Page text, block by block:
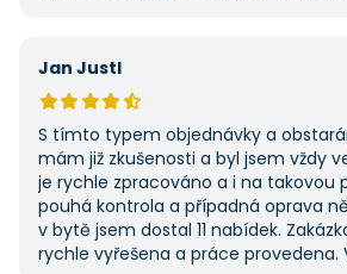
Jan Justl
S tímto typem objednávky a
mám již zkušenosti a byl jsem vždy
je rychle zpracováno a i na takovou
pouhá kontrola a případná oprava
v bytě jsem dostal 11 nabídek.
rychle vyřešena a práce provedena.